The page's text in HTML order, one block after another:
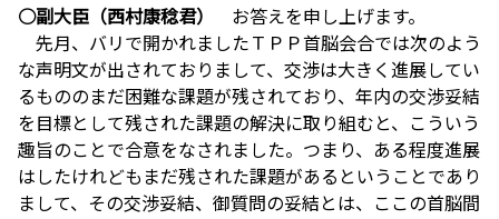
○副大臣（西村康稔君）
お答えを申し上げます。
先月、バリで開かれましたＴＰＰ首脳会合では次のよう
な声明文が出されておりまして、交渉は大きく進展してい
るもののまだ困難な課題が残されており、年内の交渉妥結
を目標として残された課題の解決に取り組むと、こういう
趣旨のことで合意をなされました。つまり、ある程度進展
はしたけれどもまだ残された課題があるということであり
まして、その交渉妥結、御質問の妥結とは、ここの首脳間